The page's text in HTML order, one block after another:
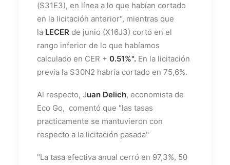
(S31E3), en línea a lo que habían cortado
en la licitación anterior", mientras que
la LECER de junio (X16J3) cortó en el
rango inferior de lo que habíamos
calculado en CER + 0.51%". En la licitación
previa la S30N2 habría cortado en 75,6%.
Al respecto, Juan Delich, economista de
Eco Go, comentó que "las tasas
practicamente se mantuvieron con
respecto a la licitación pasada"
"La tasa efectiva anual cerró en 97,3%, 50